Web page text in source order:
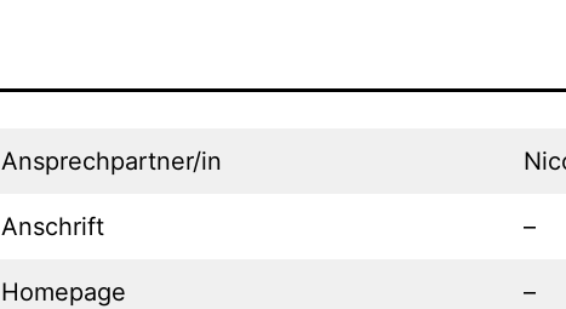
Ansprechpartner/in
Anschrift –
Homepage –